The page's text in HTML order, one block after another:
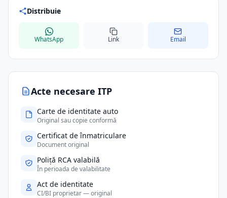
Acte necesare ITP
Carte de identitate auto
Original sau copie conformă
Certificat de înmatriculare
Document original
Poliță RCA valabilă
În perioada de valabilitate
Act de identitate
CI/BI proprietar — original
Distribuie
WhatsApp Link Email